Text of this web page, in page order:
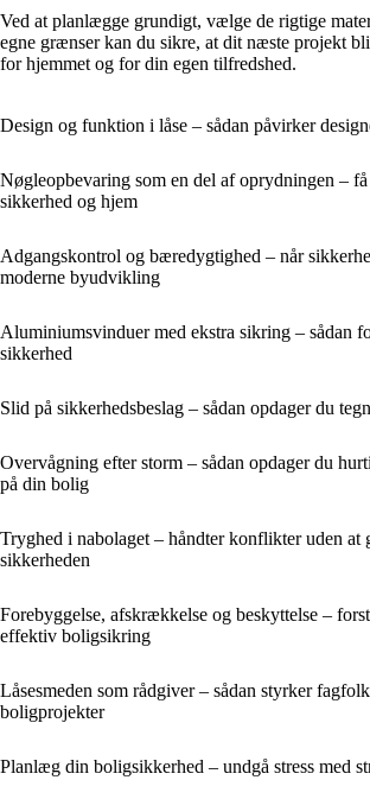
Ved at planlægge grundigt, vælge de rigtige
egne grænser kan du sikre, at dit næste projekt
for hjemmet og for din egen tilfredshed.
Design og funktion i låse – sådan påvirker
Nøgleopbevaring som en del af oprydningen –
sikkerhed og hjem
Adgangskontrol og bæredygtighed – når
moderne byudvikling
Aluminiumsvinduer med ekstra sikring – sådan
sikkerhed
Slid på sikkerhedsbeslag – sådan opdager du
Overvågning efter storm – sådan opdager du
på din bolig
Tryghed i nabolaget – håndter konflikter uden at
sikkerheden
Forebyggelse, afskrækkelse og beskyttelse –
effektiv boligsikring
Låsesmeden som rådgiver – sådan styrker
boligprojekter
Planlæg din boligsikkerhed – undgå stress med